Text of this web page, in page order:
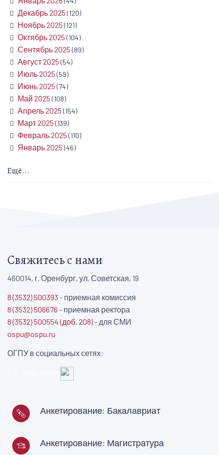
Декабрь 2025 (120)
Ноябрь 2025 (121)
Октябрь 2025 (104)
Сентябрь 2025 (89)
Август 2025 (54)
Июль 2025 (59)
Июнь 2025 (74)
Май 2025 (108)
Апрель 2025 (154)
Март 2025 (139)
Февраль 2025 (110)
Январь 2025 (46)
Ещё...
Свяжитесь с нами
460014, г. Оренбург, ул. Советская, 19
8 (3532) 500393 - приемная комиссия
8 (3532) 506676 - приемная ректора
8 (3532) 500554 (доб. 208)- для СМИ
ospu@ospu.ru
ОГПУ в социальных сетях:
Анкетирование: Бакалавриат
Анкетирование: Магистратура